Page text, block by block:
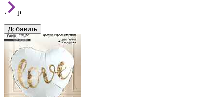
750 р.